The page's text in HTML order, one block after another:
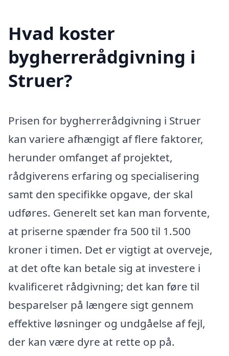
Hvad koster
bygherrerådgivning i
Struer?
Prisen for bygherrerådgivning i Struer
kan variere afhængigt af flere faktorer,
herunder omfanget af projektet,
rådgiverens erfaring og specialisering
samt den specifikke opgave, der skal
udføres. Generelt set kan man forvente,
at priserne spænder fra 500 til 1.500
kroner i timen. Det er vigtigt at overveje,
at det ofte kan betale sig at investere i
kvalificeret rådgivning; det kan føre til
besparelser på længere sigt gennem
effektive løsninger og undgåelse af fejl,
der kan være dyre at rette op på.